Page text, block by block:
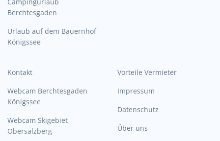
Berchtesgaden
Urlaub auf dem Bauernhof
Königssee
Kontakt
Webcam Berchtesgaden
Königssee
Webcam Skigebiet
Obersalzberg
Vorteile Vermieter
Impressum
Datenschutz
Über uns